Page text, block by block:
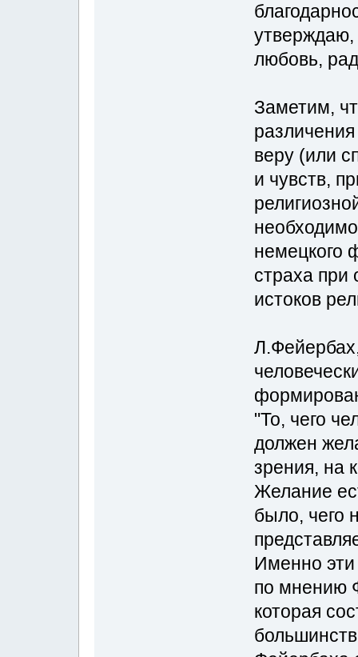
утверждаю,
любовь,
Заметим,
веру (или
и чувств,
немецкого
страха при
истоков
"То, чего
должен
зрения, на
Желание
было, чего
Именно эти
по мнению
которая